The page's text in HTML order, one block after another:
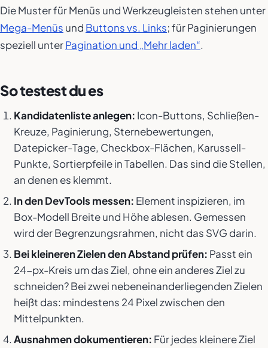
Die Muster für Menüs und Werkzeugleisten stehen unter
Mega-Menüs und Buttons vs. Links; für Paginierungen
speziell unterPagination und „Mehr laden“.
So testest du es
Kandidatenliste anlegen: Icon-Buttons, Schließen-
Kreuze, Paginierung, Sternebewertungen,
Datepicker-Tage, Checkbox-Flächen, Karussell-
Punkte, Sortierpfeile in Tabellen. Das sind die Stellen,
an denen es klemmt.
In den DevTools messen: Element inspizieren, im
Box-Modell Breite und Höhe ablesen. Gemessen
wird der Begrenzungsrahmen, nicht das SVG darin.
Bei kleineren Zielen den Abstand prüfen: Passt ein
24-px-Kreis um das Ziel, ohne ein anderes Ziel zu
schneiden? Bei zwei nebeneinanderliegenden Zielen
heißt das: mindestens 24 Pixel zwischen den
Mittelpunkten.
Ausnahmen dokumentieren: Für jedes kleinere Ziel